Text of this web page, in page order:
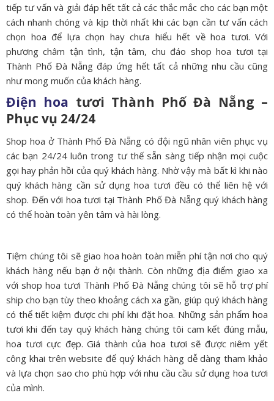
tiếp tư vấn và giải đáp hết tất cả các thắc mắc cho các bạn một
cách nhanh chóng và kịp thời nhất khi các bạn cần tư vấn cách
chọn hoa để lựa chọn hay chưa hiểu hết về hoa tươi. Với
phương châm tận tình, tận tâm, chu đáo shop hoa tươi tại
Thành Phố Đà Nẵng đáp ứng hết tất cả những nhu cầu cũng
như mong muốn của khách hàng.
Điện hoa tươi Thành Phố Đà Nẵng –
Phục vụ 24/24
Shop hoa ở Thành Phố Đà Nẵng có đội ngũ nhân viên phục vụ
các bạn 24/24 luôn trong tư thế sẵn sàng tiếp nhận mọi cuộc
gọi hay phản hồi của quý khách hàng. Nhờ vậy mà bất kì khi nào
quý khách hàng cần sử dụng hoa tươi đều có thể liên hệ với
shop. Đến với hoa tươi tại Thành Phố Đà Nẵng quý khách hàng
có thể hoàn toàn yên tâm và hài lòng.
Tiệm chúng tôi sẽ giao hoa hoàn toàn miễn phí tận nơi cho quý
khách hàng nếu bạn ở nội thành. Còn những địa điểm giao xa
với shop hoa tươi Thành Phố Đà Nẵng chúng tôi sẽ hỗ trợ phí
ship cho bạn tùy theo khoảng cách xa gần, giúp quý khách hàng
có thể tiết kiệm được chi phí khi đặt hoa. Những sản phẩm hoa
tươi khi đến tay quý khách hàng chúng tôi cam kết đúng mẫu,
hoa tươi cực đẹp. Giá thành của hoa tươi sẽ được niêm yết
công khai trên website để quý khách hàng dễ dàng tham khảo
và lựa chọn sao cho phù hợp với nhu cầu cầu sử dụng hoa tươi
của mình.